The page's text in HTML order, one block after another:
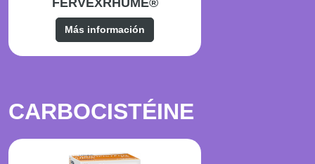
Más información
CARBOCISTÉINE